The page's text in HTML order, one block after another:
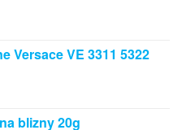
Versace VE 3311 5322
blizny 20g